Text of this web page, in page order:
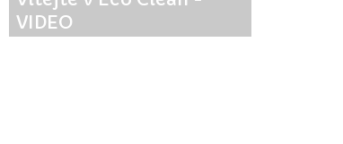
VIDEO